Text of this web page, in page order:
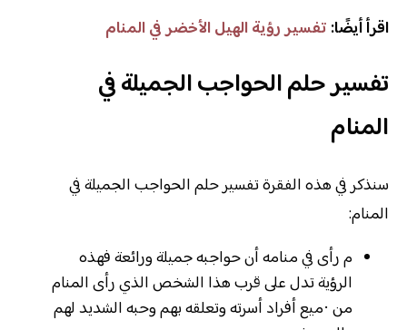
اقرأ أيضًا: تفسير رؤية الهيل الأخضر في المنام
تفسير حلم الحواجب الجميلة في
المنام
سنذكر في هذه الفقرة تفسير حلم الحواجب الجميلة في
المنام:
م رأى في منامه أن حواجبه جميلة ورائعة فهذه
الرؤية تدل على قرب هذا الشخص الذي رأى المنام
من ٠ميع أفراد أسرته وتعلقه بهم وحبه الشديد لهم